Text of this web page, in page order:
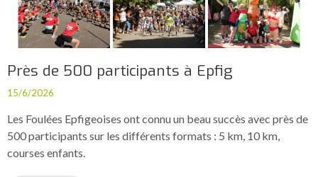
Près de 500 participants à Epfig
15/6/2026
Les Foulées Epfigeoises ont connu un beau succès avec près de
500 participants sur les différents formats : 5 km, 10 km,
courses enfants.